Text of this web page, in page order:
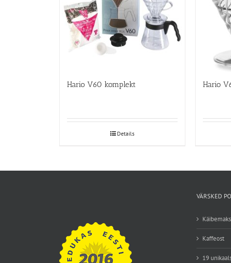
Hario V60 komplekt
Details
VÄRSKED
Käibemaks
Kaffeost
19